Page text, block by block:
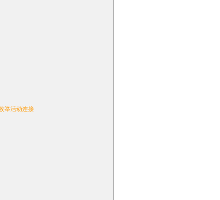
举活动连接